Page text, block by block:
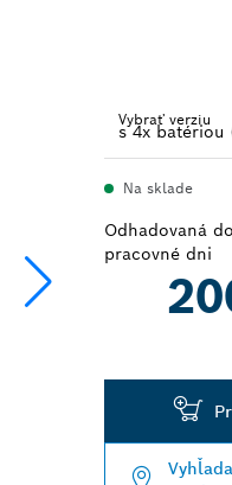
Vybrať verziu
closed
Na sklade
Odhadovaná
pracovné dni